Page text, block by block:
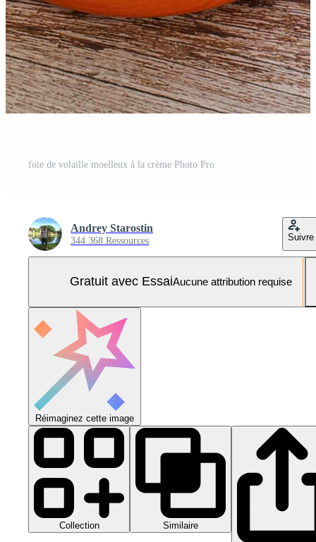
foie de volaille moelleux à la crème Photo Pro
Andrey Starostin
344 368 Ressources Suivre
Gratuit avec EssaiAucune attribution requise
Réimaginez cette image
Collection Similaire